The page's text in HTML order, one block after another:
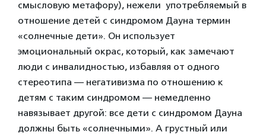
смысловую метафору), нежели употребляемый в
отношение детей с синдромом Дауна термин
«солнечные дети». Он использует
эмоциональный окрас, который, как замечают
люди с инвалидностью, избавляя от одного
стереотипа — негативизма по отношению к
детям с таким синдромом — немедленно
навязывает другой: все дети с синдромом Дауна
должны быть «солнечными». А грустный или